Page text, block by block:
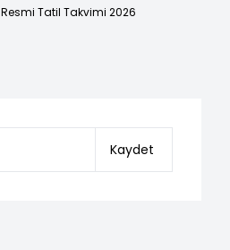
Resmi Tatil Takvimi 2026
Kaydet